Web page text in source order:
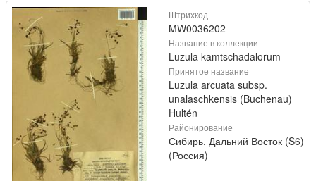
Штрихкод
MW0036202
Название в коллекции
Luzula kamtschadalorum
Принятое название
Luzula arcuata subsp.
unalaschkensis (Buchenau)
Hultén
Районирование
Сибирь, Дальний Восток (S6)
(Россия)